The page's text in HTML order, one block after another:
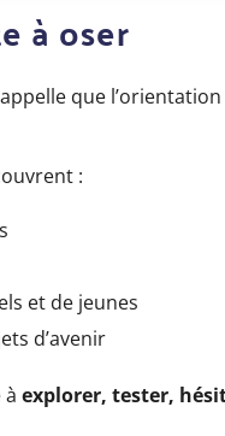
à oser
que
:
et de jeunes
d’avenir
àexplorer, tester,